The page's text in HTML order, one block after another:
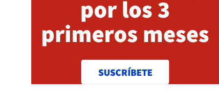
por los 3
primeros meses
SUSCRÍBETE